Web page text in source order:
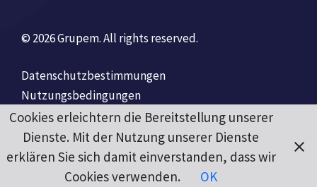
© 2026 Grupem. All rights reserved.
Datenschutzbestimmungen
Nutzungsbedingungen
Cookies erleichtern die Bereitstellung unserer
Dienste. Mit der Nutzung unserer Dienste
erklären Sie sich damit einverstanden, dass wir
Cookies verwenden.
OK